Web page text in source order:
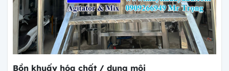
Bồn khuấy hóa chất / dung môi